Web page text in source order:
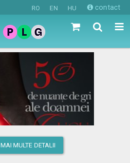
RO EN HU contact
MAI MULTE DETALII